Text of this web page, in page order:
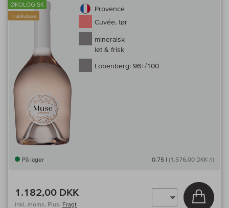
ØKOLOGISK
Trækasse
Provence
Cuvée, tør
mineralsk
let & frisk
Lobenberg: 96+/100
På lager 0,75 l (1.576,00 DKK /l)
1.182,00 DKK
inkl. moms, Plus. Fragt
Læg i